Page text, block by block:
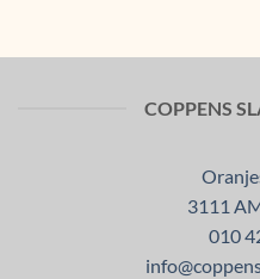
COPPENS
3111
010